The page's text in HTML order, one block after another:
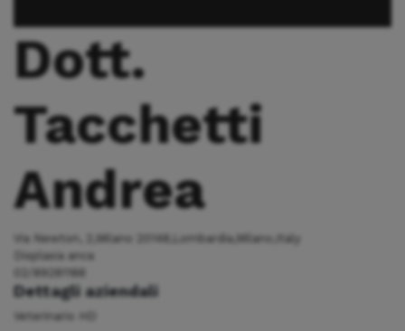
Dott.
Tacchetti
Andrea
Via Newton, 2,Milano 20148,Lombardia,Milano,Italy
Displasia anca
Dettagli aziendali
Veterinario HD